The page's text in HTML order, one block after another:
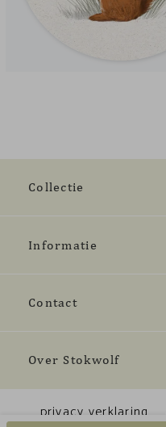
Collectie
Informatie
Contact
Over Stokwolf
privacy verklaring